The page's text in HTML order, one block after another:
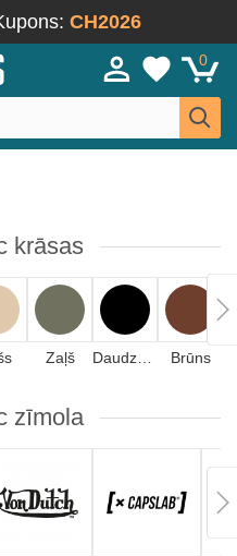
CH2026
0
krāsas
Zaļš Brūns
zīmola